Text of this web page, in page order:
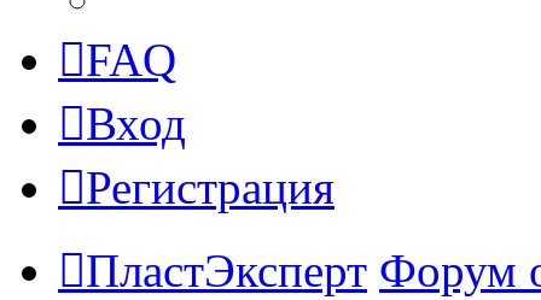
FAQ
Вход
Регистрация
ПластЭксперт Форум